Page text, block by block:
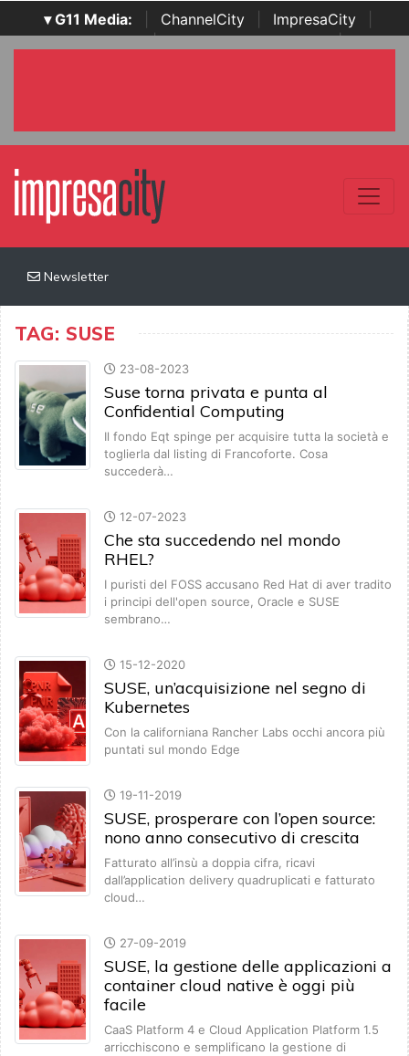
▾ G11 Media: ChannelCity ImpresaCity
SecurityOpenLab | Italian Channel Awards | Italian
Newsletter
TAG: SUSE
23-08-2023
Suse torna privata e punta al
Confidential Computing
Il fondo Eqt spinge per acquisire tutta la società e
toglierla dal listing di Francoforte. Cosa
succederà…
12-07-2023
Che sta succedendo nel mondo
RHEL?
I puristi del FOSS accusano Red Hat di aver tradito
i principi dell'open source, Oracle e SUSE
sembrano…
15-12-2020
SUSE, un’acquisizione nel segno di
Kubernetes
Con la californiana Rancher Labs occhi ancora più
puntati sul mondo Edge
19-11-2019
SUSE, prosperare con l’open source:
nono anno consecutivo di crescita
Fatturato all’insù a doppia cifra, ricavi
dall’application delivery quadruplicati e fatturato
cloud…
27-09-2019
SUSE, la gestione delle applicazioni a
container cloud native è oggi più
facile
CaaS Platform 4 e Cloud Application Platform 1.5
arricchiscono e semplificano la gestione di